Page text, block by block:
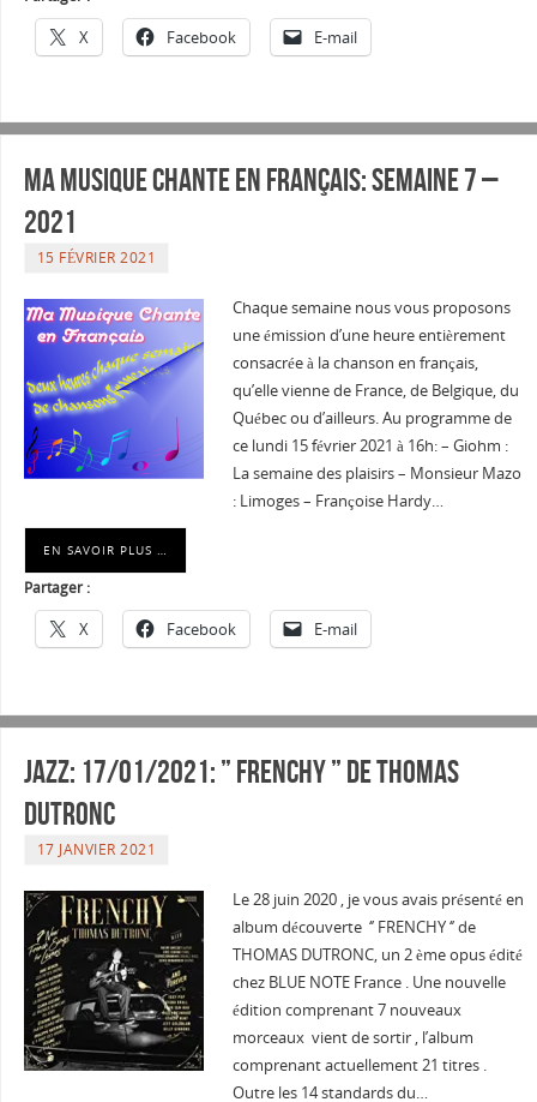
X Facebook E-mail
Ma musique chante en Français: Semaine 7 –
2021
15 FÉVRIER 2021
Chaque semaine nous vous proposons
une émission d’une heure entièrement
consacrée à la chanson en français,
qu’elle vienne de France, de Belgique, du
Québec ou d’ailleurs. Au programme de
ce lundi 15 février 2021 à 16h: – Giohm :
La semaine des plaisirs – Monsieur Mazo
: Limoges – Françoise Hardy…
EN SAVOIR PLUS …
Partager :
X Facebook E-mail
Jazz: 17/01/2021: ” FRENCHY ” de THOMAS
DUTRONC
17 JANVIER 2021
Le 28 juin 2020 , je vous avais présenté en
album découverte ‘’ FRENCHY ‘’ de
THOMAS DUTRONC, un 2 ème opus édité
chez BLUE NOTE France . Une nouvelle
édition comprenant 7 nouveaux
morceaux vient de sortir , l’album
comprenant actuellement 21 titres .
Outre les 14 standards du…